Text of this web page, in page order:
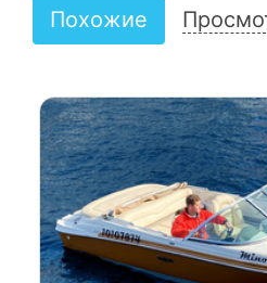
Отмечали день рождения
нареканий. Довольны все!!!
Похожие